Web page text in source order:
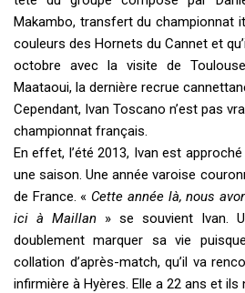
Makambo, transfert du championnat
couleurs des Hornets du Cannet et
octobre avec la visite de
Maataoui, la dernière recrue
Cependant, Ivan Toscano n’est pas
championnat français.
En effet, l’été 2013, Ivan est
une saison. Une année varoise
de France. « Cette année là, nous
ici à Maillan » se souvient Ivan.
doublement marquer sa vie
collation d’après-match, qu’il va
infirmière à Hyères. Elle a 22 ans et